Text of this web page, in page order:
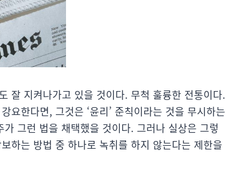
잘 지켜나가고 있을 것이다. 무척 훌륭한 전통이다.
요한다면, 그것은 ‘윤리’ 준칙이라는 것을 무시하는
그런 법을 채택했을 것이다. 그러나 실상은 그렇
하는 방법 중 하나로 녹취를 하지 않는다는 제한을